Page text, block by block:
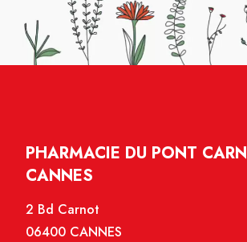
PHARMACIE DU PONT
CANNES
2 Bd Carnot
06400 CANNES